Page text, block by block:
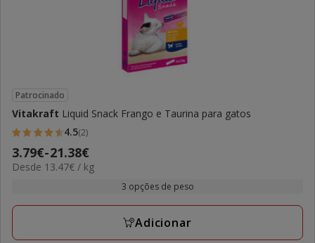
Patrocinado
Vitakraft Liquid Snack Frango e Taurina para gatos
4.5
estrelas
com
avaliações
4.5(2)
Preço
de
a
3.79€-21.38€
13.47€
Desde 13.47€ / kg
3 opções de peso
Adicionar